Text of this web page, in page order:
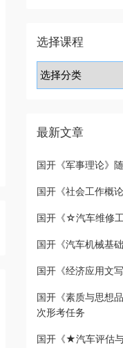
选择课程
最新文章
国开《军事理论》
国开《社会工作概
国开《☆汽车维修
国开《汽车机械基
国开《经济应用文
国开《素质与思想
次形考任务
国开《★汽车评估